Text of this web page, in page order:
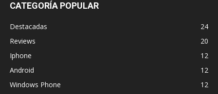
CATEGORÍA POPULAR
Destacadas
24
Reviews
20
Iphone
12
Android
12
Windows Phone
12